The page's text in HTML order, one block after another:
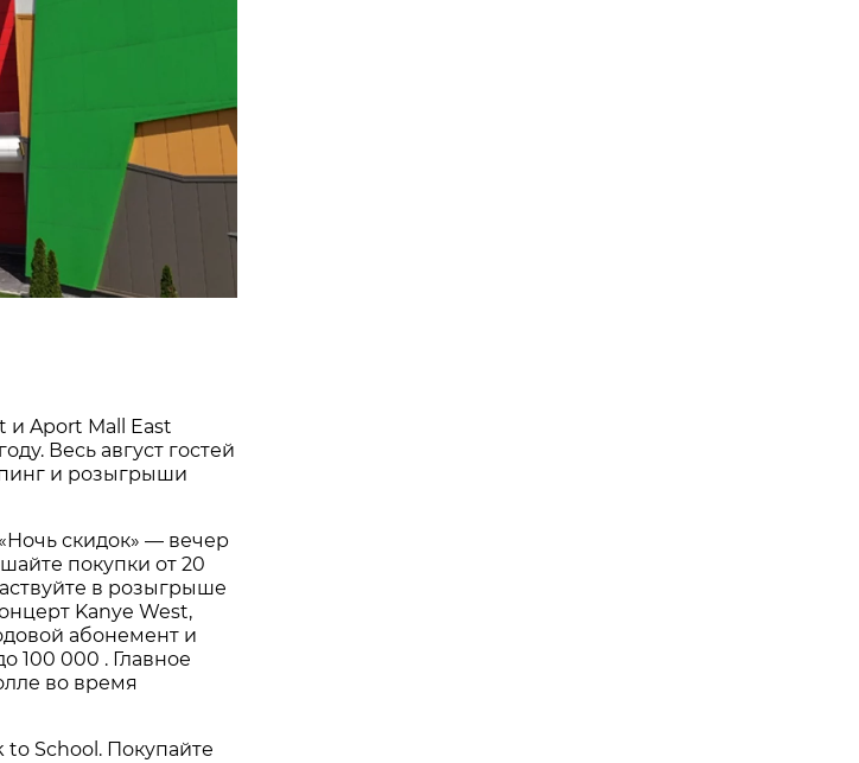
и Aport Mall East
Весь август гостей
и розыгрыши
скидок» — вечер
покупки от 20
в розыгрыше
Kanye West,
абонемент и
100 000 . Главное
во время
to School. Покупайте